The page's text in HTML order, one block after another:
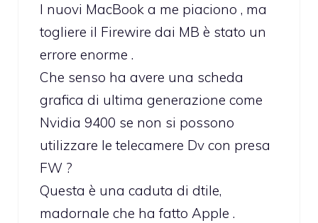
I nuovi MacBook a me piaciono , ma
togliere il Firewire dai MB è stato un
errore enorme .
Che senso ha avere una scheda
grafica di ultima generazione come
Nvidia 9400 se non si possono
utilizzare le telecamere Dv con presa
FW ?
Questa è una caduta di dtile,
madornale che ha fatto Apple .